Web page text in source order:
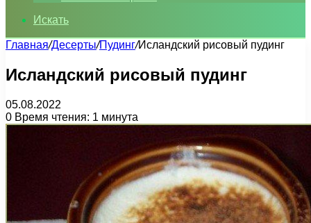
Искать
Главная/Десерты/Пудинг/Исландский рисовый пудинг
Исландский рисовый пудинг
05.08.2022
0 Время чтения: 1 минута